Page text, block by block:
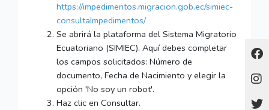
https://impedimentos.migracion.gob.ec/simiec-
consultaImpedimentos/
Se abrirá la plataforma del Sistema Migratorio
Ecuatoriano (SIMIEC). Aquí debes completar
los campos solicitados: Número de
documento, Fecha de Nacimiento y elegir la
opción 'No soy un robot'.
Haz clic en Consultar.